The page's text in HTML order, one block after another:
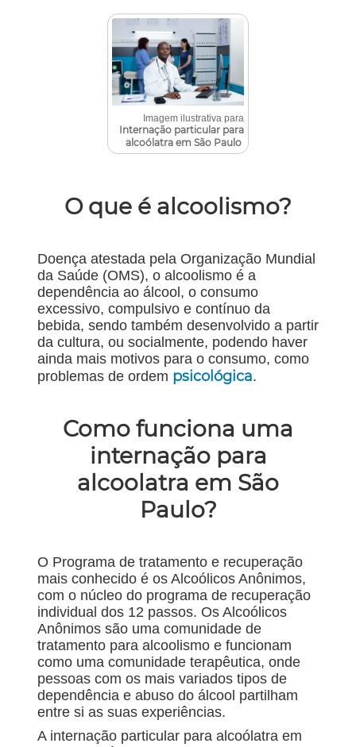
Imagem ilustrativa para
Internação particular para
alcoólatra em São Paulo
O que é alcoolismo?
Doença atestada pela Organização Mundial
da Saúde (OMS), o alcoolismo é a
dependência ao álcool, o consumo
excessivo, compulsivo e contínuo da
bebida, sendo também desenvolvido a partir
da cultura, ou socialmente, podendo haver
ainda mais motivos para o consumo, como
problemas de ordem psicológica.
Como funciona uma
internação para
alcoolatra em São
Paulo?
O Programa de tratamento e recuperação
mais conhecido é os Alcoólicos Anônimos,
com o núcleo do programa de recuperação
individual dos 12 passos. Os Alcoólicos
Anônimos são uma comunidade de
tratamento para alcoolismo e funcionam
como uma comunidade terapêutica, onde
pessoas com os mais variados tipos de
dependência e abuso do álcool partilham
entre si as suas experiências.
A internação particular para alcoólatra em